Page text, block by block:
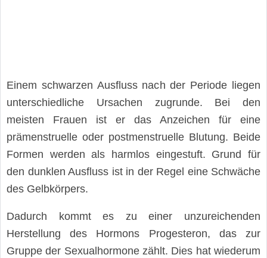
Einem schwarzen Ausfluss nach der Periode liegen
unterschiedliche Ursachen zugrunde. Bei den
meisten Frauen ist er das Anzeichen für eine
prämenstruelle oder postmenstruelle Blutung. Beide
Formen werden als harmlos eingestuft. Grund für
den dunklen Ausfluss ist in der Regel eine Schwäche
des Gelbkörpers.
Dadurch kommt es zu einer unzureichenden
Herstellung des Hormons Progesteron, das zur
Gruppe der Sexualhormone zählt. Dies hat wiederum